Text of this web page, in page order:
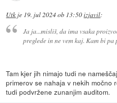
Utk je 19. jul 2024 ob 13:50izjavil:
Ja ja...misliš, da ima vsaka
preglede in ne vem kaj. Kam bi pa
Tam kjer jih nimajo tudi ne
primerov se nahaja v nekih močno
tudi podvržene zunanjim auditom.